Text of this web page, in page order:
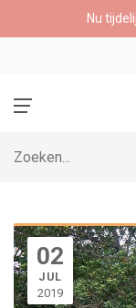
Nu
02
JUL
2019